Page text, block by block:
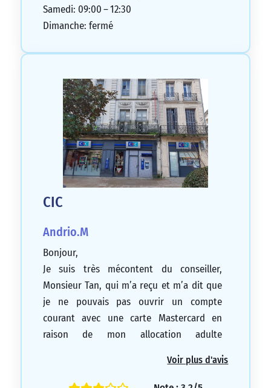
Samedi: 09:00 – 12:30
Dimanche: fermé
CIC
Andrio.M
Bonjour,
Je suis très mécontent du conseiller,
Monsieur Tan, qui m’a reçu et m’a dit que
je ne pouvais pas ouvrir un compte
courant avec une carte Mastercard en
raison de mon allocation adulte
comme un revenu salarial. La banque CIC a
refusé de tenir compte de mes revenus
Voir plus d'avis